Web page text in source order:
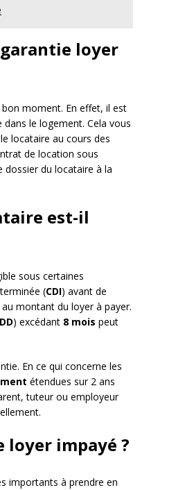
loyer
moment. En effet, il est
dans le logement. Cela vous
locataire au cours des
de location sous
dossier du locataire à la
est-il
sous certaines
(CDI) avant de
montant du loyer à payer.
) excédant 8 mois peut
En ce qui concerne les
étendues sur 2 ans
tuteur ou employeur
loyer impayé ?
importants à prendre en